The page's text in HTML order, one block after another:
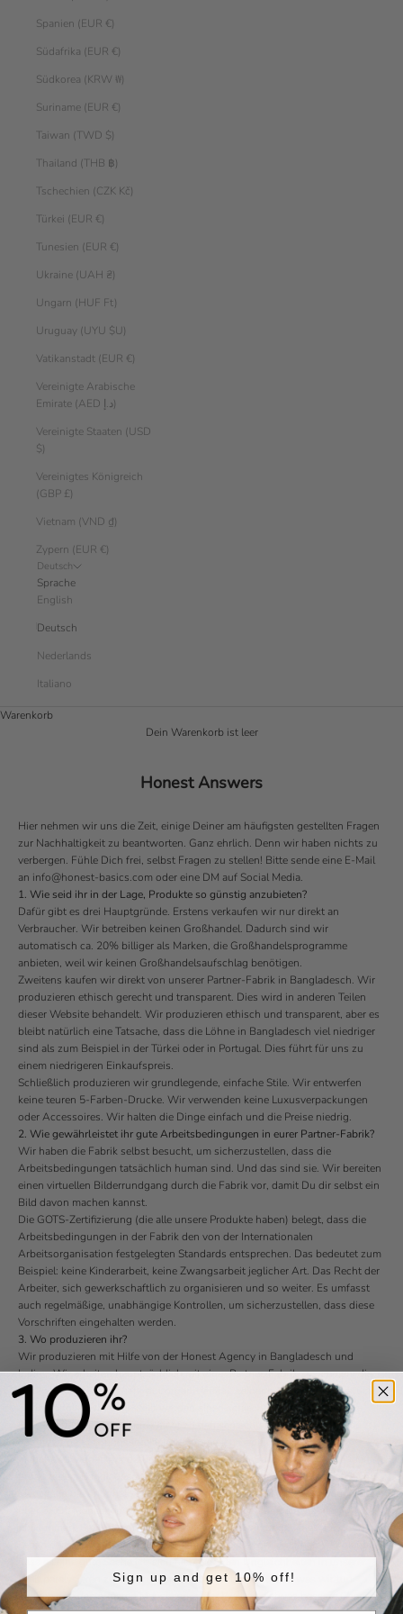
Spanien (EUR €)
Südafrika (EUR €)
Südkorea (KRW ₩)
Suriname (EUR €)
Taiwan (TWD $)
Thailand (THB ฿)
Tschechien (CZK Kč)
Türkei (EUR €)
Tunesien (EUR €)
Ukraine (UAH ₴)
Ungarn (HUF Ft)
Uruguay (UYU $U)
Vatikanstadt (EUR €)
Vereinigte Arabische
Emirate (AED د.إ)
Vereinigte Staaten (USD
$)
Vereinigtes Königreich
(GBP £)
Vietnam (VND ₫)
Zypern (EUR €)
Deutsch
Sprache
English
Deutsch
Nederlands
Italiano
Warenkorb
Dein Warenkorb ist leer
Honest Answers
Hier nehmen wir uns die Zeit, einige Deiner am häufigsten gestellten Fragen
zur Nachhaltigkeit zu beantworten. Ganz ehrlich. Denn wir haben nichts zu
verbergen. Fühle Dich frei, selbst Fragen zu stellen! Bitte sende eine E-Mail
an info@honest-basics.com oder eine DM auf Social Media.
1. Wie seid ihr in der Lage, Produkte so günstig anzubieten?
Dafür gibt es drei Hauptgründe. Erstens verkaufen wir nur direkt an
Verbraucher. Wir betreiben keinen Großhandel. Dadurch sind wir
automatisch ca. 20% billiger als Marken, die Großhandelsprogramme
anbieten, weil wir keinen Großhandelsaufschlag benötigen.
Zweitens kaufen wir direkt von unserer Partner-Fabrik in Bangladesch. Wir
produzieren ethisch gerecht und transparent. Dies wird in anderen Teilen
dieser Website behandelt. Wir produzieren ethisch und transparent, aber es
bleibt natürlich eine Tatsache, dass die Löhne in Bangladesch viel niedriger
sind als zum Beispiel in der Türkei oder in Portugal. Dies führt für uns zu
einem niedrigeren Einkaufspreis.
Schließlich produzieren wir grundlegende, einfache Stile. Wir entwerfen
keine teuren 5-Farben-Drucke. Wir verwenden keine Luxusverpackungen
oder Accessoires. Wir halten die Dinge einfach und die Preise niedrig.
2. Wie gewährleistet ihr gute Arbeitsbedingungen in eurer Partner-Fabrik?
Wir haben die Fabrik selbst besucht, um sicherzustellen, dass die
Arbeitsbedingungen tatsächlich human sind. Und das sind sie. Wir bereiten
einen virtuellen Bilderrundgang durch die Fabrik vor, damit Du dir selbst ein
Bild davon machen kannst.
Die GOTS-Zertifizierung (die alle unsere Produkte haben) belegt, dass die
Arbeitsbedingungen in der Fabrik den von der Internationalen
Arbeitsorganisation festgelegten Standards entsprechen. Das bedeutet zum
Beispiel: keine Kinderarbeit, keine Zwangsarbeit jeglicher Art. Das Recht der
Arbeiter, sich gewerkschaftlich zu organisieren und so weiter. Es umfasst
auch regelmäßige, unabhängige Kontrollen, um sicherzustellen, dass diese
Vorschriften eingehalten werden.
3. Wo produzieren ihr?
Wir produzieren mit Hilfe von der Honest Agency in Bangladesch und
Indien. Wir arbeiten hauptsächlich mit einer Partner-Fabrik zusammen, die
vertikal integriert und sehr gut organisiert ist. Leider haben Kleidungsstücke,
die in Bangladesh hergestellt werden einen schlechten Ruf. Aber unsere
Partnerfabrik gehört definitiv nicht zu den schlechten und stellt Qualität
hochwertige Kleidungsstücke unter humanen Bedingungen her!
Manchmal werden wir dafür kritisiert, dass wir in Bangladesch und Indien
produzieren. Bangladesch und Indien haben leider einen großen Anteil von
Menschen die unterhalb der Armutsgrenze leben. Unsere Partnerfabrik bietet
über 5.000 Menschen sichere Arbeitsbedingungen und ein stabiles
Einkommen. Stell Dir vor, welche positiven Auswirkungen dies auf das
Leben der Menschen in einem der ärmsten Länder der Welt hat. Wir glauben,
dass es eine gute Sache ist, sich nicht von den Ungleichheiten in unserer
Welt paralysieren zu lassen, sondern das Nötigste zu tun, was wir tun
können, um den ärmsten Menschen in der Welt eine etwas bessere Chance
Sign up and get 10% off!